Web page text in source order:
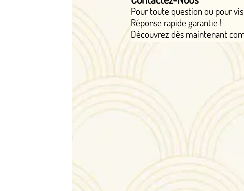
Pour toute question ou pour visionner unevidéo
Réponse rapide garantie !
Découvrez dès maintenant comment So Cute